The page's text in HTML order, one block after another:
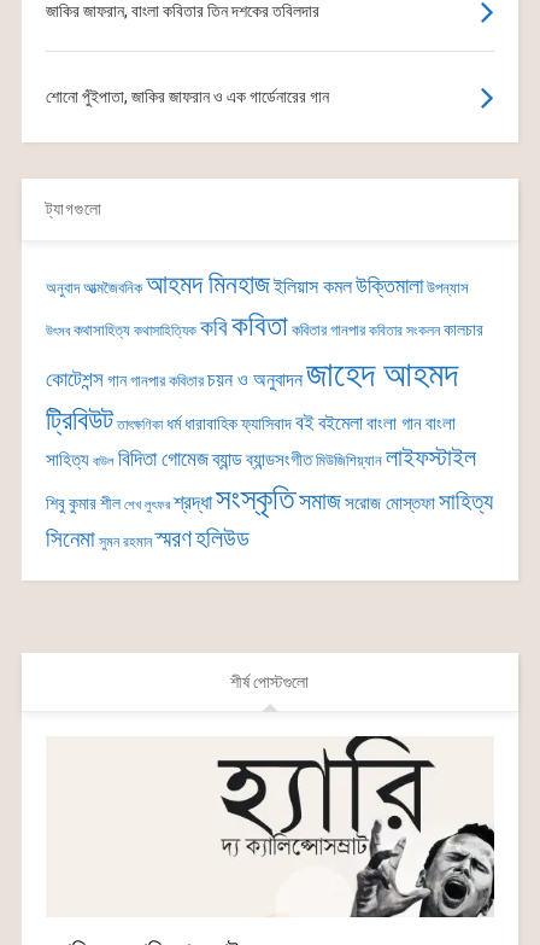
জাকির জাফরান, বাংলা কবিতার তিন দশকের তবিলদার
শোনো পুঁইপাতা, জাকির জাফরান ও এক গার্ডেনারের গান
ট্যাগগুলো
অনুবাদ আত্মজৈবনিক আহমদ মিনহাজইলিয়াস কমলউক্তিমালা উপন্যাস
উৎসব কথাসাহিত্য কথাসাহিত্যিক কবিকবিতা কবিতার গানপার কবিতার সংকলন কালচার
কোটেশন্সগান গানপার কবিতার চয়ন ও অনুবাদনজাহেদ আহমদ
ট্রিবিউট তাৎক্ষণিকা ধর্ম ধারাবাহিকফ্যাসিবাদবইবইমেলাবাংলা গানবাংলা
সাহিত্য বাউল বিদিতা গোমেজব্যান্ডব্যান্ডসংগীত মিউজিশিয়্যান লাইফস্টাইল
শিবু কুমার শীল শেখ লুৎফর শ্রদ্ধাসংস্কৃতিসমাজসরোজ মোস্তফাসাহিত্য
সিনেমা সুমন রহমান স্মরণহলিউড
শীর্ষ পোস্টগুলো